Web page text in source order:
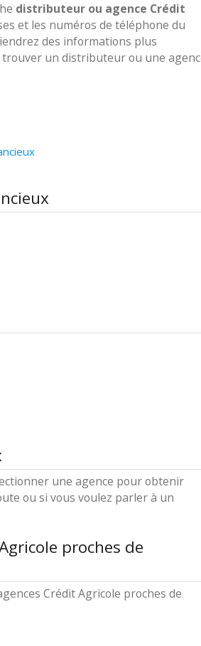
distributeur ou agence Crédit
et les numéros de téléphone du
des informations plus
un distributeur ou une
une agence pour obtenir
ou si vous voulez parler à un
proches de
Crédit Agricole proches de